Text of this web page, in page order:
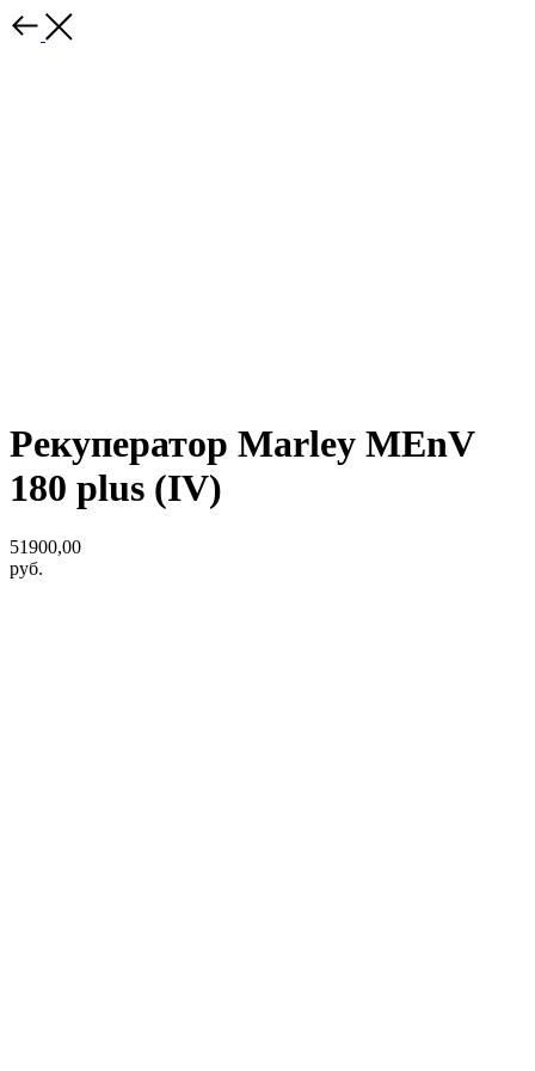
Рекуператор Marley MEnV
180 plus (IV)
51900,00
руб.